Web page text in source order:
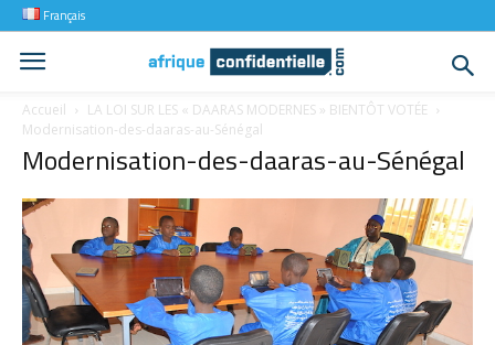
Français
Accueil
LA LOI SUR LES « DAARAS MODERNES » BIENTÔT VOTÉE
Modernisation-des-daaras-au-Sénégal
Modernisation-des-daaras-au-Sénégal